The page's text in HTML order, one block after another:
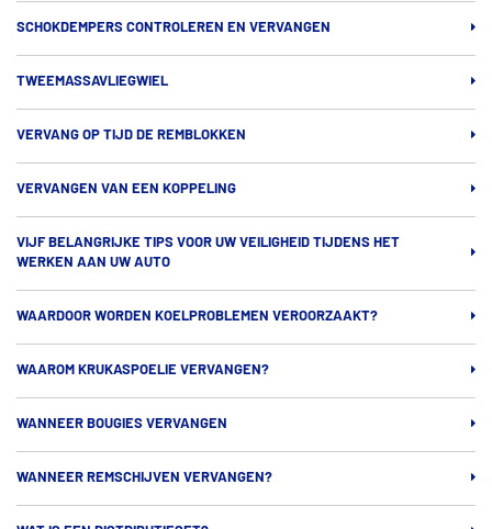
SCHOKDEMPERS CONTROLEREN EN VERVANGEN
TWEEMASSAVLIEGWIEL
VERVANG OP TIJD DE REMBLOKKEN
VERVANGEN VAN EEN KOPPELING
VIJF BELANGRIJKE TIPS VOOR UW VEILIGHEID TIJDENS HET
WERKEN AAN UW AUTO
WAARDOOR WORDEN KOELPROBLEMEN VEROORZAAKT?
WAAROM KRUKASPOELIE VERVANGEN?
WANNEER BOUGIES VERVANGEN
WANNEER REMSCHIJVEN VERVANGEN?